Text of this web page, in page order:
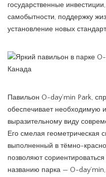
государственные
самобытности, поддержку
установление новых
Павильон O-day’min Park,
обеспечивает необходимую
выразительному виду
Его смелая геометрическая
выполненный в тёмно-
позволяют
названию парка — O-